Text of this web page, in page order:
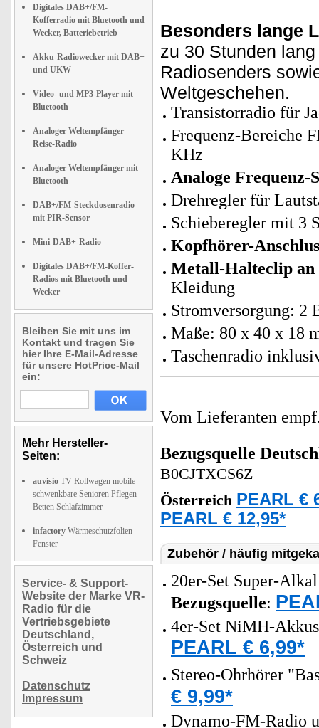
Digitales DAB+/FM-
Kofferradio mit Bluetooth und
Wecker, Batteriebetrieb
Akku-Radiowecker mit DAB+
und UKW
Video- und MP3-Player mit
Bluetooth
Analoger Weltempfänger
Reise-Radio
Analoger Weltempfänger mit
Bluetooth
DAB+/FM-Steckdosenradio
mit PIR-Sensor
Mini-DAB+-Radio
Digitales DAB+/FM-Koffer-
Radios mit Bluetooth und
Wecker
Bleiben Sie mit uns im
Kontakt und tragen Sie
hier Ihre E-Mail-Adresse
für unsere HotPrice-Mail
ein:
Mehr Hersteller-
Seiten:
auvisio TV-Rollwagen mobile
schwenkbare Senioren Pflegen
Betten Schlafzimmer
infactory Wärmeschutzfolien
Fenster
Service- & Support-
Website der Marke VR-
Radio für die
Vertriebsgebiete
Deutschland,
Österreich und
Schweiz
Datenschutz
Impressum
Besonders lange
zu 30 Stunden
Radiosenders
Weltgeschehen.
Transistorradio für
Frequenz-Bereiche
KHz
Analoge
Drehregler für
Schieberegler mit 3
Kopfhörer-
Metall-Halteclip an
Kleidung
Stromversorgung: 2
Maße: 80 x 40 x 18
Taschenradio
Vom Lieferanten
Bezugsquelle
B0CJTXCS6Z
Österreich PEARL €
PEARL € 12,95*
Zubehör / häufig
20er-Set Super-
Bezugsquelle:
4er-Set NiMH-
PEARL € 6,99*
Stereo-Ohrhörer
€ 9,99*
Dynamo-FM-Radio